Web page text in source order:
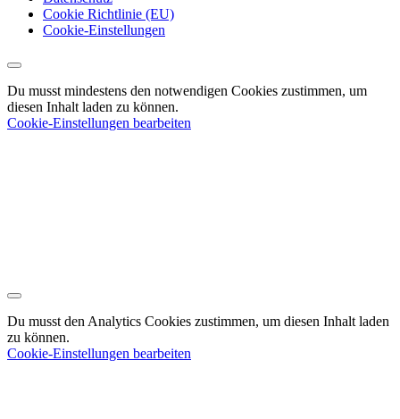
Cookie Richtlinie (EU)
Cookie-Einstellungen
Du musst mindestens den notwendigen Cookies zustimmen, um
diesen Inhalt laden zu können.
Cookie-Einstellungen bearbeiten
Du musst den Analytics Cookies zustimmen, um diesen Inhalt laden
zu können.
Cookie-Einstellungen bearbeiten